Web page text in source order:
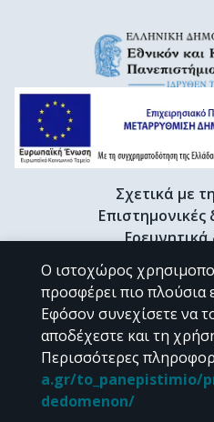
Σχετικά με
Επιστημονικές
Διδακτορικές
Προφίλ
Εκτός αν αναφέρεται διαφορετικά,
Ο ιστοχώρος
προσφέρει πιο πλούσια
Εφόσον συνεχίσετε να
αποδέχεστε και τη
Περισσότερες
a.gr/to_panepistimio/
dedomenon/